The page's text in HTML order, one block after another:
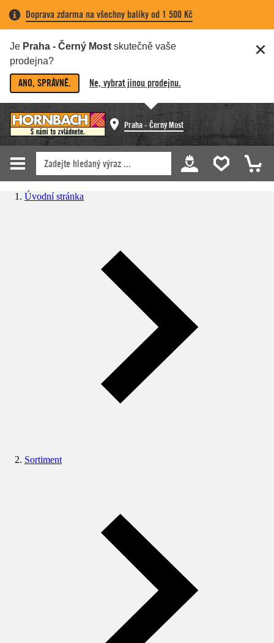
Doprava zdarma na všechny balíky od 1 500 Kč
Je Praha - Černý Most skutečně vaše
prodejna?
ANO, SPRÁVNĚ. Ne, vybrat jinou prodejnu.
Praha - Černý Most
Úvodní stránka
Sortiment